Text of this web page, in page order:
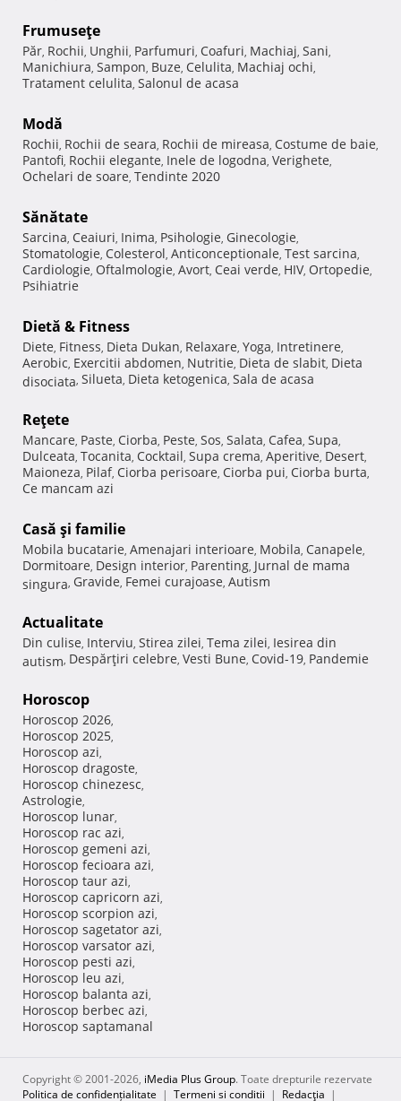
Frumuseţe
Păr, Rochii, Unghii, Parfumuri, Coafuri, Machiaj, Sani,
Manichiura, Sampon, Buze, Celulita, Machiaj ochi,
Tratament celulita, Salonul de acasa
Modă
Rochii, Rochii de seara, Rochii de mireasa, Costume de baie,
Pantofi, Rochii elegante, Inele de logodna, Verighete,
Ochelari de soare, Tendinte 2020
Sănătate
Sarcina, Ceaiuri, Inima, Psihologie, Ginecologie,
Stomatologie, Colesterol, Anticonceptionale, Test sarcina,
Cardiologie, Oftalmologie, Avort, Ceai verde, HIV, Ortopedie,
Psihiatrie
Dietă & Fitness
Diete, Fitness, Dieta Dukan, Relaxare, Yoga, Intretinere,
Aerobic, Exercitii abdomen, Nutritie, Dieta de slabit, Dieta
disociata, Silueta, Dieta ketogenica, Sala de acasa
Reţete
Mancare, Paste, Ciorba, Peste, Sos, Salata, Cafea, Supa,
Dulceata, Tocanita, Cocktail, Supa crema, Aperitive, Desert,
Maioneza, Pilaf, Ciorba perisoare, Ciorba pui, Ciorba burta,
Ce mancam azi
Casă şi familie
Mobila bucatarie, Amenajari interioare, Mobila, Canapele,
Dormitoare, Design interior, Parenting, Jurnal de mama
singura, Gravide, Femei curajoase, Autism
Actualitate
Din culise, Interviu, Stirea zilei, Tema zilei, Iesirea din
autism, Despărţiri celebre, Vesti Bune, Covid-19, Pandemie
Horoscop
Horoscop 2026,
Horoscop 2025,
Horoscop azi,
Horoscop dragoste,
Horoscop chinezesc,
Astrologie,
Horoscop lunar,
Horoscop rac azi,
Horoscop gemeni azi,
Horoscop fecioara azi,
Horoscop taur azi,
Horoscop capricorn azi,
Horoscop scorpion azi,
Horoscop sagetator azi,
Horoscop varsator azi,
Horoscop pesti azi,
Horoscop leu azi,
Horoscop balanta azi,
Horoscop berbec azi,
Horoscop saptamanal
Copyright © 2001-2026, iMedia Plus Group. Toate drepturile rezervate
Politica de confidențialitate | Termeni si conditii | Redacţia |